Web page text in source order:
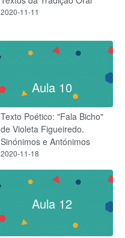
2020-11-11
Aula 10
Texto Poético: "Fala Bicho"
de Violeta Figueiredo.
Sinónimos e Antónimos
2020-11-18
Aula 12